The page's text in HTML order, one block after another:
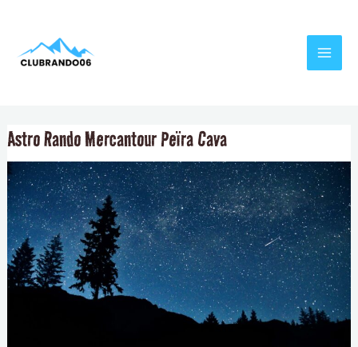
contenu
Astro Rando Mercantour Peïra Cava
de
l’article